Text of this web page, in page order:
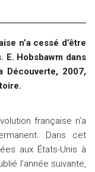
n’a cessé d’être
Hobsbawm dans
Découverte, 2007,
française n’a
Dans cet
aux États-Unis à
l’année suivante,